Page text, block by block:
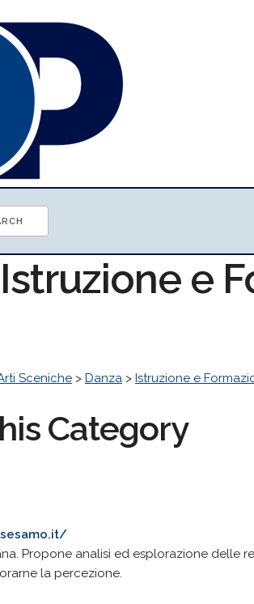
e
Sceniche > Danza > Istruzione e
Category
Propone analisi ed esplorazione delle
la percezione.